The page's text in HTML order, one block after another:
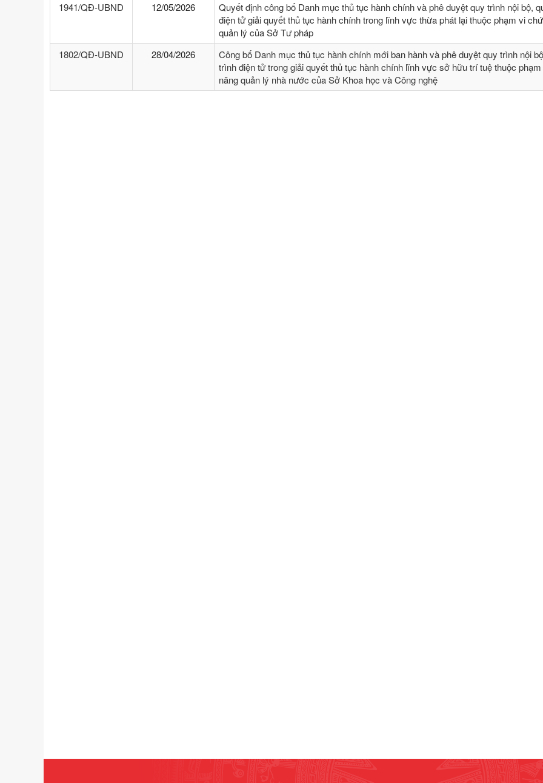
1941/QĐ-UBND
12/05/2026
Quyết định công bố Danh mục thủ tục hành chính và phê duyệt quy trình nội bộ,
điện tử giải quyết thủ tục hành chính trong lĩnh vực thừa phát lại thuộc phạm vi
quản lý của Sở Tư pháp
1802/QĐ-UBND
28/04/2026
Công bố Danh mục thủ tục hành chính mới ban hành và phê duyệt quy trình nội
trình điện tử trong giải quyết thủ tục hành chính lĩnh vực sở hữu trí tuệ thuộc
năng quản lý nhà nước của Sở Khoa học và Công nghệ